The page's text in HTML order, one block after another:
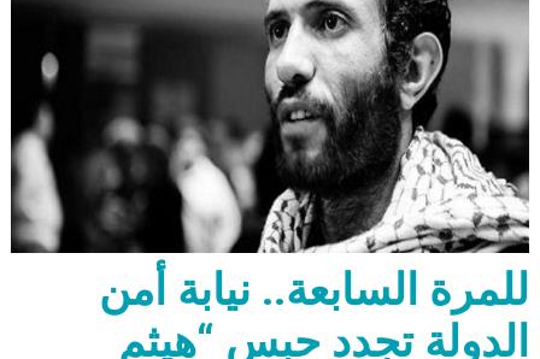
للمرة السابعة.. نيابة أمن
الدولة تجدد حبس “هيثم